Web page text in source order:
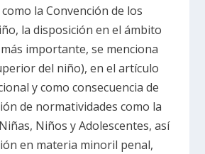
la Convención de los
la disposición en el ámbito
importante, se menciona
del niño), en el artículo
y como consecuencia de
de normatividades como la
Niños y Adolescentes, así
en materia minoril penal,